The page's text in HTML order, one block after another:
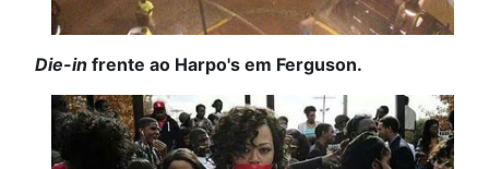
Die-in frente ao Harpo's em Ferguson.